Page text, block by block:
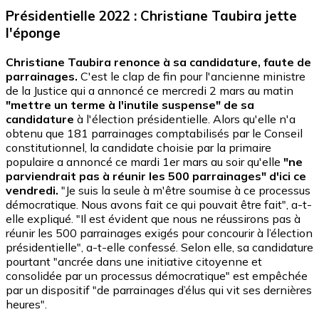
Présidentielle 2022 : Christiane Taubira jette
l'éponge
Christiane Taubira renonce à sa candidature, faute de
parrainages. C'est le clap de fin pour l'ancienne ministre
de la Justice qui a annoncé ce mercredi 2 mars au matin
"mettre un terme à l'inutile suspense" de sa
candidature à l'élection présidentielle. Alors qu'elle n'a
obtenu que 181 parrainages comptabilisés par le Conseil
constitutionnel, la candidate choisie par la primaire
populaire a annoncé ce mardi 1er mars au soir qu'elle "ne
parviendrait pas à réunir les 500 parrainages" d'ici ce
vendredi. "Je suis la seule à m'être soumise à ce processus
démocratique. Nous avons fait ce qui pouvait être fait", a-t-
elle expliqué. "Il est évident que nous ne réussirons pas à
réunir les 500 parrainages exigés pour concourir à l’élection
présidentielle", a-t-elle confessé. Selon elle, sa candidature
pourtant "ancrée dans une initiative citoyenne et
consolidée par un processus démocratique" est empêchée
par un dispositif "de parrainages d’élus qui vit ses dernières
heures".